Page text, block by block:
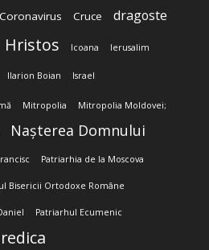
Coronavirus Cruce dragoste
Hristos Icoana Ierusalim
Ilarion Boian Israel
Mitropolia Mitropolia Moldovei;
Nașterea Domnului
Patriarhia de la Moscova
Bisericii Ortodoxe Române
Patriarhul Ecumenic